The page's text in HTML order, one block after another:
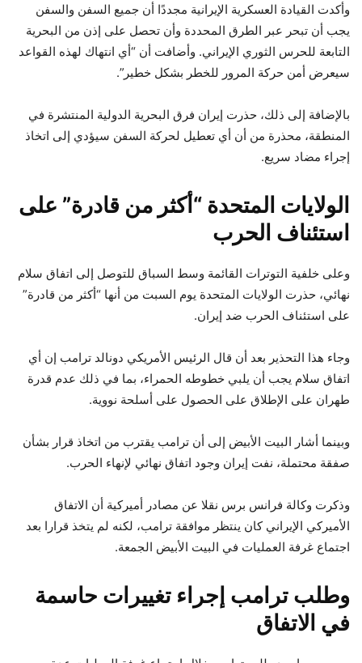
وأكدت القيادة العسكرية الإيرانية مجددًا أن جميع السفن والسفن
يجب أن تبحر عبر الطرق المحددة وأن تحصل على إذن من البحرية
التابعة للحرس الثوري الإيراني. وأضافت أن “أي انتهاك لهذه القواعد
سيعرض أمن حركة المرور للخطر بشكل خطير”.
بالإضافة إلى ذلك، حذرت إيران فرق البحرية الدولية المنتشرة في
المنطقة، محذرة من أن أي تعطيل لحركة السفن سيؤدي إلى اتخاذ
إجراء مضاد سريع.
الولايات المتحدة “أكثر من قادرة” على
استئناف الحرب
وعلى خلفية التوترات القائمة وسط السباق للتوصل إلى اتفاق سلام
نهائي، حذرت الولايات المتحدة يوم السبت من أنها “أكثر من قادرة”
على استئناف الحرب ضد إيران.
وجاء هذا التحذير بعد أن قال الرئيس الأمريكي دونالد ترامب إن أي
اتفاق سلام يجب أن يلبي خطوطه الحمراء، بما في ذلك عدم قدرة
طهران على الإطلاق على الحصول على أسلحة نووية.
وبينما أشار البيت الأبيض إلى أن ترامب يقترب من اتخاذ قرار بشأن
صفقة محتملة، نفت إيران وجود اتفاق نهائي لإنهاء الحرب.
وذكرت وكالة فرانس برس نقلا عن مصادر أميركية أن الاتفاق
الأميركي الإيراني كان ينتظر موافقة ترامب، لكنه لم يتخذ قرارا بعد
اجتماع غرفة العمليات في البيت الأبيض الجمعة.
وطلب ترامب إجراء تغييرات حاسمة
في الاتفاق